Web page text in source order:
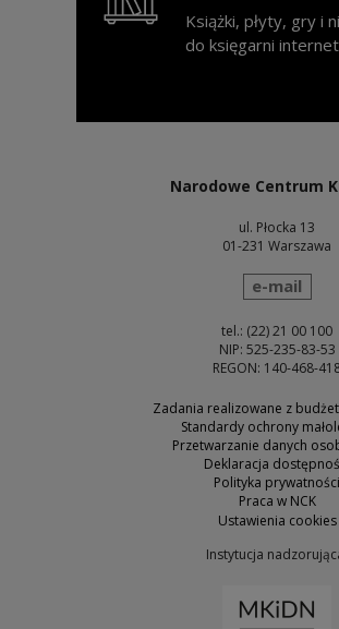
Książki, płyty, gry i
do księgarni
Narodowe Centrum
ul. Płocka 13
01-231 Warszawa
wyślij
e-mail
tel.: (22) 21 00 100
NIP: 525-235-83-53
REGON: 140-468-
Zadania realizowane z
Standardy ochrony
Przetwarzanie danych
Deklaracja
Polityka prywatności
Praca w NCK
Ustawienia cookies
Instytucja